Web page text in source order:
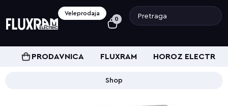
Veleprodaja
0
PRODAVNICA FLUXRAM HOROZ ELECTRIC
Shop